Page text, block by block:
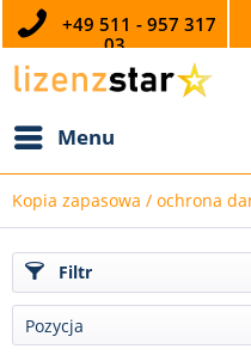
+49 511 - 957 317
03
Menu
Kopia zapasowa / ochrona
Filtr